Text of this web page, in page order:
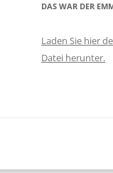
DAS WAR DER
Laden Sie hier
Datei herunter.